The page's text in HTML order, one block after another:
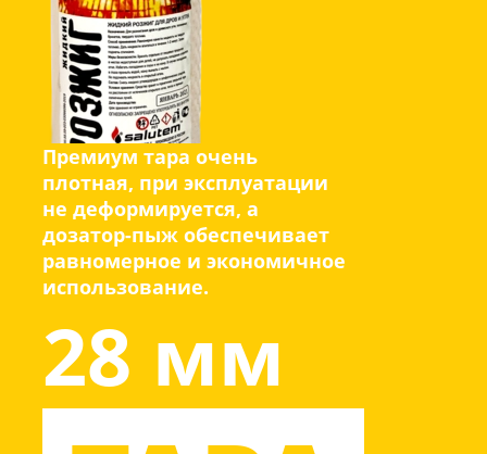
Премиум тара очень
плотная, при эксплуатации
не деформируется, а
дозатор-пыж обеспечивает
равномерное и экономичное
использование.
28 мм